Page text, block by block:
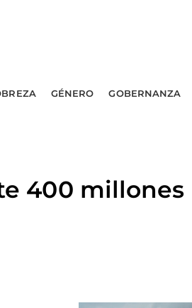
GÉNERO GOBERNANZA
400 millones